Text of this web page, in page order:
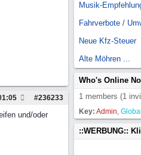
#236233
und/oder
Musik-
Fahrverbote /
Neue Kfz-Steuer
Alte Möhren ...
Who's Online
1 members (1
Key: Admin,
::WERBUNG::